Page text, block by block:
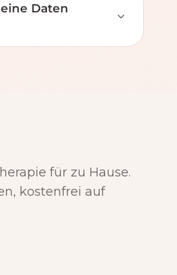
Daten
für zu Hause.
kostenfrei auf